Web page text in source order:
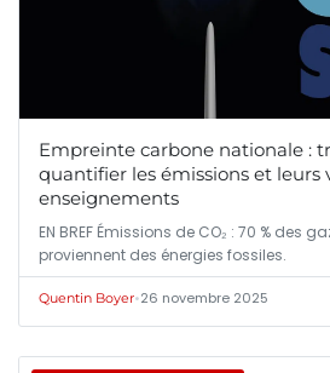
Empreinte carbone nationale :
quantifier les émissions et leurs
enseignements
EN BREF Émissions de CO₂ : 70 % des
proviennent des énergies fossiles.
Quentin Boyer•26 novembre 2025